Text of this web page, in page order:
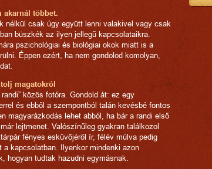
akarnál többet.
nélkül csak úgy együtt lenni valakivel vagy csak
büszkék az ilyen jellegű kapcsolataikra.
pszichológiai és biológiai okok miatt is a
Éppen ezért, ha nem gondolod komolyan,
magatokról
közös fotóra. Gondold át: ez egy
és ebből a szempontból talán kevésbé fontos
magyarázkodás lehet abból, ha bár a randi első
lejtmenet. Valószínűleg gyakran találkozol
fényes esküvőjéről ír, félév múlva pedig
kapcsolatban. Ilyenkor mindenki azon
hogyan tudtak hazudni egymásnak.